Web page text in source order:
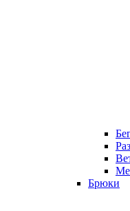
Брюки